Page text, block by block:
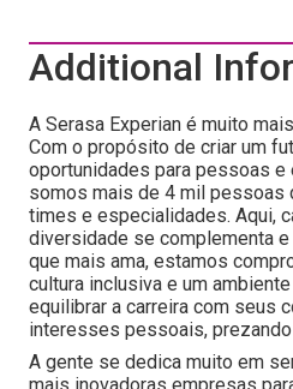
Additional
A Serasa Experian é muito
Com o propósito de criar um
oportunidades para pessoas e
somos mais de 4 mil pessoas
times e especialidades. Aqui,
diversidade se complementa
que mais ama, estamos
cultura inclusiva e um
equilibrar a carreira com seus
interesses pessoais,
A gente se dedica muito em